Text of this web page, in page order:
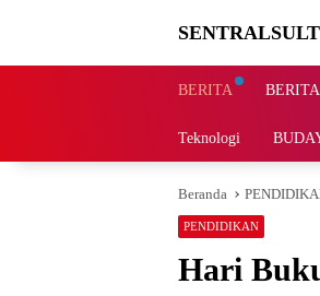
BERITA
Teknologi
Beranda
PENDIDIKAN
Hari